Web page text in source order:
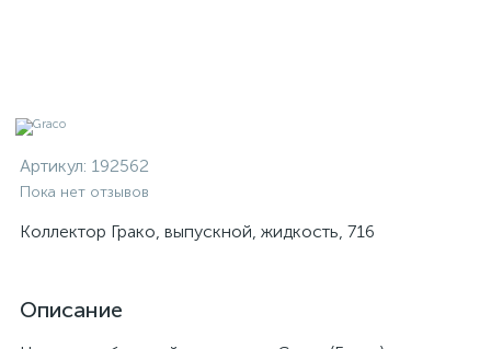
Артикул: 192562
Пока нет отзывов
Коллектор Грако, выпускной, жидкость, 716
Описание